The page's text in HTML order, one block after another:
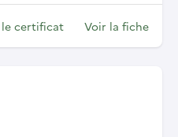
certificat Voir la fiche